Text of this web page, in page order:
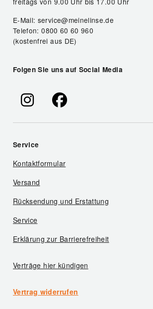
E-Mail: service@meinelinse.de
Telefon: 0800 60 60 960
(kostenfrei aus DE)
Folgen Sie uns auf Social Media
Service
Kontaktformular
Versand
Rücksendung und Erstattung
Service
Erklärung zur Barrierefreiheit
Verträge hier kündigen
Vertrag widerrufen